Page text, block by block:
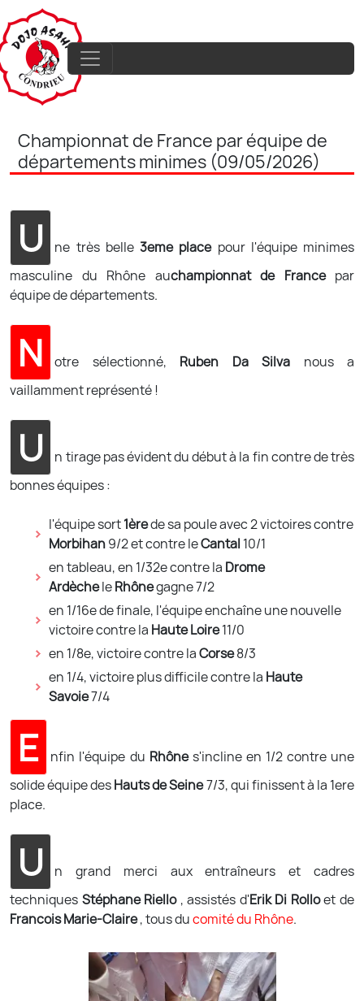
Championnat de France par équipe de
départements minimes (09/05/2026)
U ne très belle3eme place pour l'équipe minimes
masculine du Rhône auchampionnat de France par
équipe de départements.
N otre sélectionné, Ruben Da Silva nous a
vaillamment représenté !
U
n tirage pas évident du début à la fin contre de très
bonnes équipes :
l'équipe sort1èrede sa poule avec 2 victoires contre
Morbihan9/2 et contre leCantal10/1
en tableau, en 1/32e contre la Drome
ArdècheleRhônegagne 7/2
en 1/16e de finale, l'équipe enchaîne une nouvelle
victoire contre la Haute Loire11/0
en 1/8e, victoire contre laCorse8/3
en 1/4, victoire plus difficile contre la Haute
Savoie7/4
E nfin l'équipe du Rhônes'incline en 1/2 contre une
solide équipe desHauts de Seine7/3, qui finissent à la 1ere
place.
U
n grand merci aux entraîneurs et cadres
techniques Stéphane Riello , assistés d'Erik Di Rolloet de
Francois Marie-Claire, tous ducomité du Rhône.